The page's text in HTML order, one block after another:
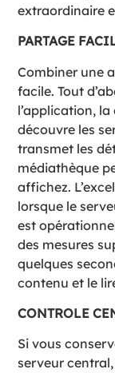
extraordinaire
PARTAGE
Combiner une
facile. Tout
l’application,
découvre les
transmet les
médiathèque
affichez.
lorsque le
est
des mesures
quelques
contenu et le
CONTROLE
Si vous
serveur